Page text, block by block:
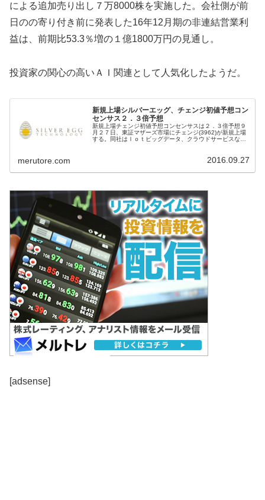
による追加売り出し７万8000株を実施した。会社側が前
日のの寄り付き前に発表した16年12月期の非連結営業利
益は、前期比53.3％増の１億1800万円の見通し。
投資家の関心の高いＡＩ関連として人気化したようだ。
新規上場シルバーエッグ、チェンジ初値予想コン
センサス２．３倍予想
新規上場チェンジ初値予想コンセンサスは２．３倍予想９
月２７日、東証マザーズ市場にチェンジ(3962)が新規上場
する。同社はＩｏｔビッグデータ、クラウドサービスなど
merutore.com 2016.09.27
[adsense]